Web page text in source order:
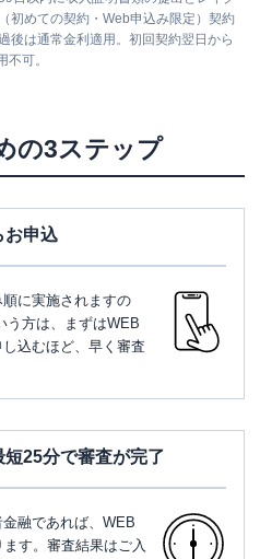
初めての契約・Web申込み限定）契約
後は通常金利適用。初回契約翌日から
可。
の3ステップ
お申込
に実施されますの
う方は、まずはWEB
込むほど、早く審査
25分で審査が完了
融であれば、WEB
す。審査結果はご入